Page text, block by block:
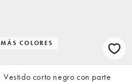
MÁS COLORES
Vestido corto negro con parte